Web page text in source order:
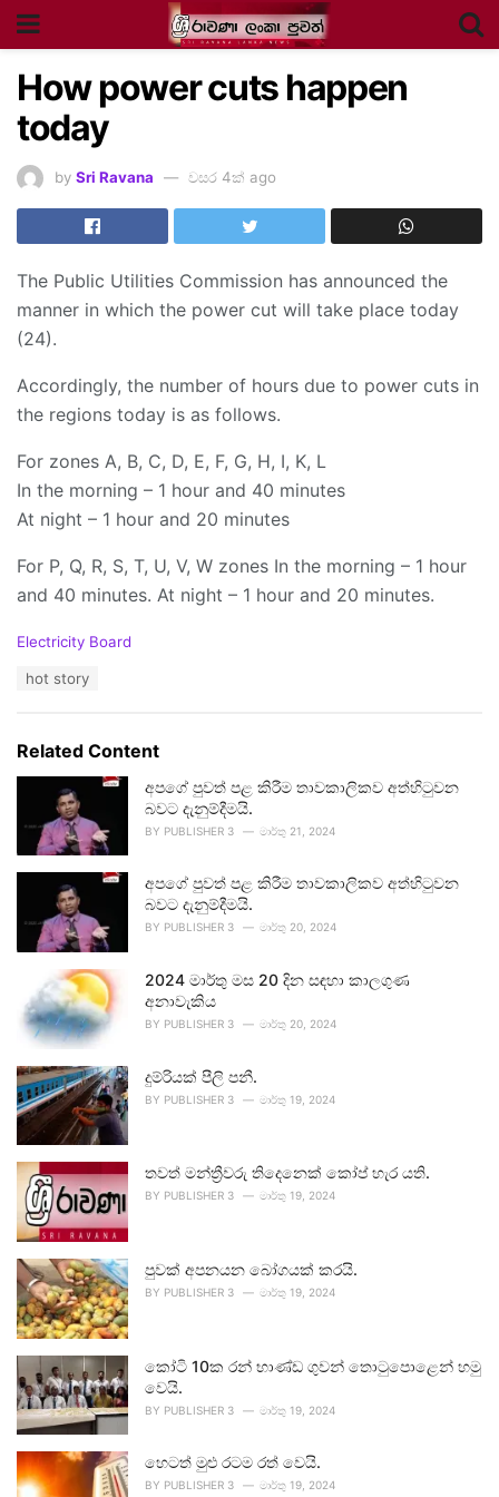
How power cuts happen
today
by Sri Ravana වසර 4ක් ago
The Public Utilities Commission has announced the
manner in which the power cut will take place today
(24).
Accordingly, the number of hours due to power cuts in
the regions today is as follows.
For zones A, B, C, D, E, F, G, H, I, K, L
In the morning – 1 hour and 40 minutes
At night – 1 hour and 20 minutes
For P, Q, R, S, T, U, V, W zones In the morning – 1 hour
and 40 minutes. At night – 1 hour and 20 minutes.
C
o
r
i
Electricity Board
:
hot story
Related Content
අපගේ පුවත් පළ කිරීම තාවකාලිකව අත්හිටුවන
බවට දැනුම්දීමයි.
BY PUBLISHER 3 මාර්තු 21, 2024
අපගේ පුවත් පළ කිරීම තාවකාලිකව අත්හිටුවන
බවට දැනුම්දීමයි.
BY PUBLISHER 3 මාර්තු 20, 2024
2024 මාර්තු මස 20 දින සඳහා කාලගුණ
අනාවැකිය
BY PUBLISHER 3 මාර්තු 20, 2024
දුම්රියක් පීලි පනී.
BY PUBLISHER 3 මාර්තු 19, 2024
තවත් මන්ත්‍රීවරු තිදෙනෙක් කෝප් හැර යති.
BY PUBLISHER 3 මාර්තු 19, 2024
පුවක් අපනයන බෝගයක් කරයි.
BY PUBLISHER 3 මාර්තු 19, 2024
කෝටි 10ක රන් භාණ්ඩ ගුවන් තොටුපොළෙන් හමු
වෙයි.
BY PUBLISHER 3 මාර්තු 19, 2024
හෙටත් මුළු රටම රත් වෙයි.
BY PUBLISHER 3 මාර්තු 19, 2024